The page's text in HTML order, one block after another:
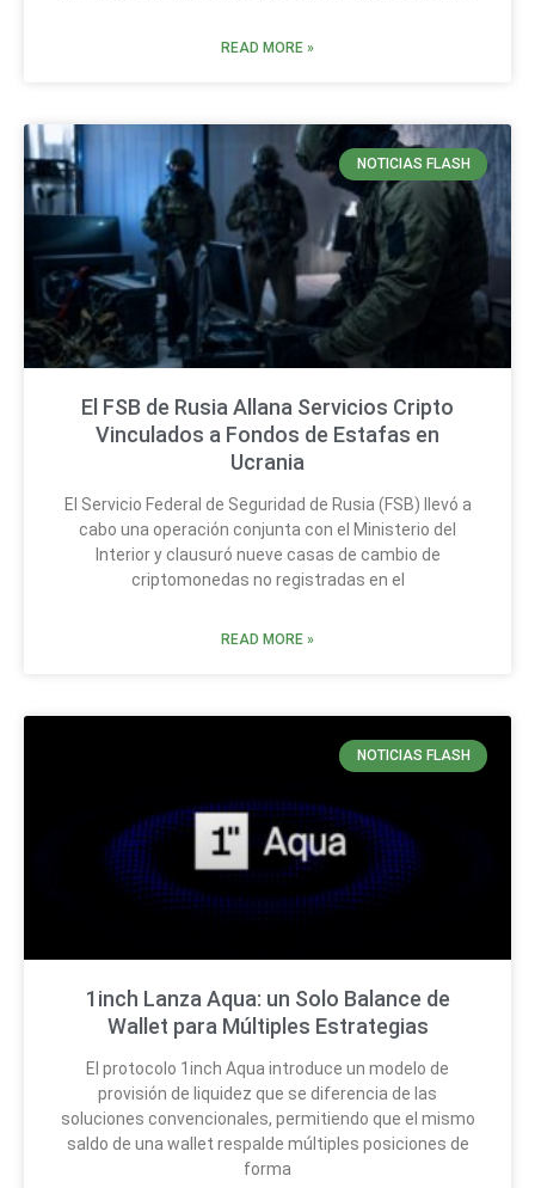
READ MORE »
NOTICIAS FLASH
El FSB de Rusia Allana Servicios Cripto
Vinculados a Fondos de Estafas en
Ucrania
El Servicio Federal de Seguridad de Rusia (FSB) llevó a
cabo una operación conjunta con el Ministerio del
Interior y clausuró nueve casas de cambio de
criptomonedas no registradas en el
READ MORE »
NOTICIAS FLASH
1inch Lanza Aqua: un Solo Balance de
Wallet para Múltiples Estrategias
El protocolo 1inch Aqua introduce un modelo de
provisión de liquidez que se diferencia de las
soluciones convencionales, permitiendo que el mismo
saldo de una wallet respalde múltiples posiciones de
forma